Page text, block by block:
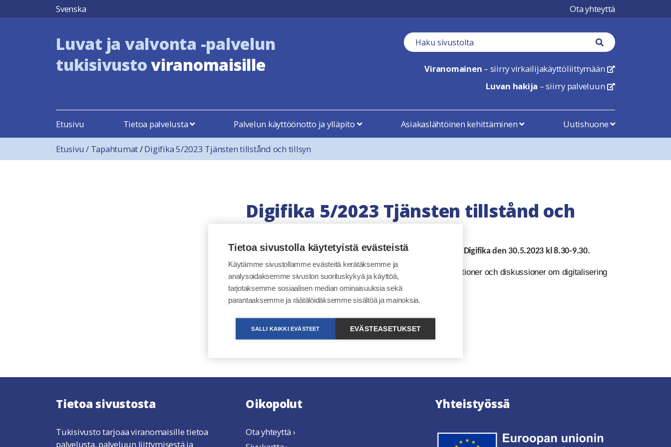
Hyppää sisältöönSvenska Ota yhteyttä
Luvat ja valvonta -palvelun
tukisivustoviranomaisille
Haku kenttä
Haku nappi
Viranomainen – siirry virkailijakäyttöliittymään linkki avautuu
Luvan hakija – siirry palveluun linkki avautuu
Etusivu Tietoa palvelusta Palvelun käyttöönotto ja ylläpito Asiakaslähtöinen kehittäminen Uutishuone
Etusivu / Tapahtumat/Digifika 5/2023 Tjänsten tillstånd och tillsyn
Digifika 5/2023 Tjänsten tillstånd och
Tjänsten tillstånd och tillsyn är med på Kommunförbundets Digifika den 30.5.2023 kl 8.30-9.30.
Kommunförbundet arrangerar korta sessioner med presentationer och diskussioner om digitalisering
på svenska i nätverket för Digifika.
Ytterligare informationhär linkki avautuu uuteen ikkunaan
!
Tietoa sivustosta
Tukisivusto tarjoaa viranomaisille tietoa
palvelusta, palveluun liittymisestä ja
Oikopolut
Ota yhteyttä ›
Yhteistyössä
Tietoa sivustolla käytetyistä evästeistä
Käytämme sivustollamme evästeitä kerätäksemme ja
analysoidaksemme sivuston suorituskykyä ja käyttöä,
tarjotaksemme sosiaalisen median ominaisuuksia sekä
parantaaksemme ja räätälöidäksemme sisältöä ja mainoksia.
SALLI KAIKKI EVÄSTEET EVÄSTEASETUKSET